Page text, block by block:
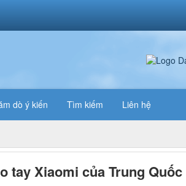
dò ý kiến Tìm kiếm Liên hệ
tay Xiaomi của Trung Quốc